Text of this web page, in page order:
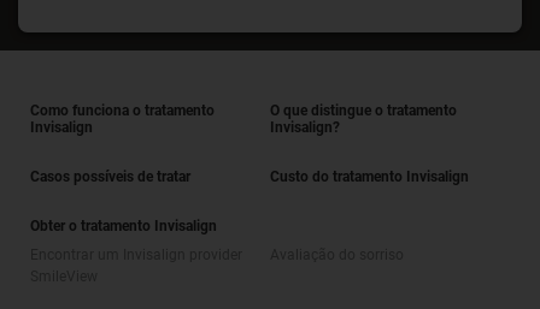
Como funciona o tratamento
Invisalign
O que distingue o tratamento
Invisalign?
Casos possíveis de tratar Custo do tratamento Invisalign
Obter o tratamento Invisalign